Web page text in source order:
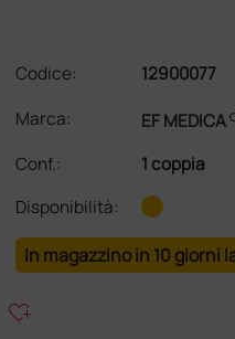
Codice:
12900077
Marca:
EF MEDICA
Conf.:
1 coppia
Disponibilità:
In magazzino in 10 giorni
heart_plus